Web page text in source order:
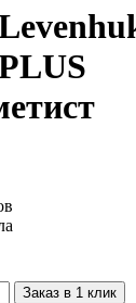
Заказ в 1 клик